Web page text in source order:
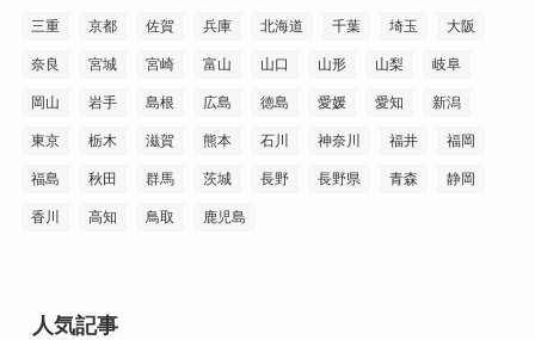
三重 京都 佐賀 兵庫 北海道 千葉 埼玉 大阪
奈良 宮城 宮崎 富山 山口 山形 山梨 岐阜
岡山 岩手 島根 広島 徳島 愛媛 愛知 新潟
東京 栃木 滋賀 熊本 石川 神奈川 福井 福岡
福島 秋田 群馬 茨城 長野 長野県 青森 静岡
香川 高知 鳥取 鹿児島
人気記事